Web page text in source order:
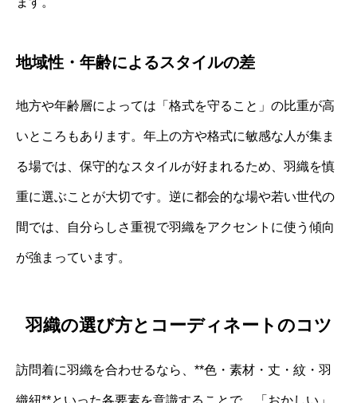
地域性・年齢によるスタイルの差
地方や年齢層によっては「格式を守ること」の比重が高
いところもあります。年上の方や格式に敏感な人が集ま
る場では、保守的なスタイルが好まれるため、羽織を慎
重に選ぶことが大切です。逆に都会的な場や若い世代の
間では、自分らしさ重視で羽織をアクセントに使う傾向
が強まっています。
羽織の選び方とコーディネートのコツ
訪問着に羽織を合わせるなら、**色・素材・丈・紋・羽
織紐**といった各要素を意識することで、「おかしい」